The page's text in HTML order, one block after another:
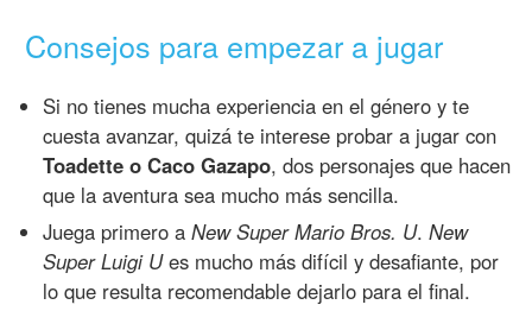
Consejos para empezar a jugar
Si no tienes mucha experiencia en el género y te
cuesta avanzar, quizá te interese probar a jugar con
Toadette o Caco Gazapo, dos personajes que hacen
que la aventura sea mucho más sencilla.
Juega primero aNew Super Mario Bros. U.New
Super Luigi Ues mucho más difícil y desafiante, por
lo que resulta recomendable dejarlo para el final.